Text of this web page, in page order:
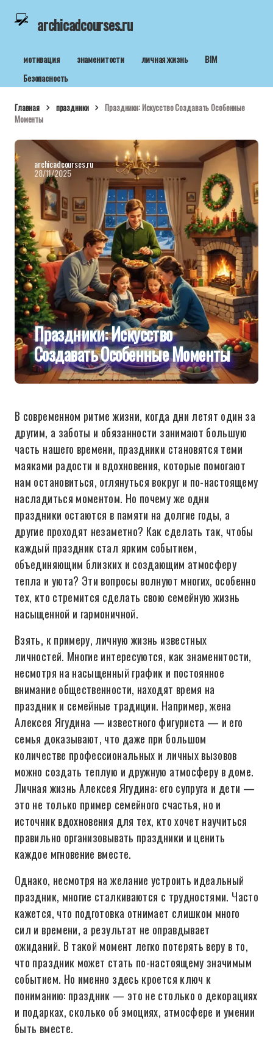
archicadcourses.ru
мотивация знаменитости личная жизнь
BIM
Безопасность
Главная праздники
Праздники: Искусство Создавать Особенные
Моменты
archicadcourses.ru
28/11/2025
Праздники: Искусство
Создавать Особенные Моменты
В современном ритме жизни, когда дни летят один за
другим, а заботы и обязанности занимают большую
часть нашего времени, праздники становятся теми
маяками радости и вдохновения, которые помогают
нам остановиться, оглянуться вокруг и по-настоящему
насладиться моментом. Но почему же одни
праздники остаются в памяти на долгие годы, а
другие проходят незаметно? Как сделать так, чтобы
каждый праздник стал ярким событием,
объединяющим близких и создающим атмосферу
тепла и уюта? Эти вопросы волнуют многих, особенно
тех, кто стремится сделать свою семейную жизнь
насыщенной и гармоничной.
Взять, к примеру, личную жизнь известных
личностей. Многие интересуются, как знаменитости,
несмотря на насыщенный график и постоянное
внимание общественности, находят время на
праздник и семейные традиции. Например, жена
Алексея Ягудина — известного фигуриста — и его
семья доказывают, что даже при большом
количестве профессиональных и личных вызовов
можно создать теплую и дружную атмосферу в доме.
Личная жизнь Алексея Ягудина: его супруга и дети —
это не только пример семейного счастья, но и
источник вдохновения для тех, кто хочет научиться
правильно организовывать праздники и ценить
каждое мгновение вместе.
Однако, несмотря на желание устроить идеальный
праздник, многие сталкиваются с трудностями. Часто
кажется, что подготовка отнимает слишком много
сил и времени, а результат не оправдывает
ожиданий. В такой момент легко потерять веру в то,
что праздник может стать по-настоящему значимым
событием. Но именно здесь кроется ключ к
пониманию: праздник — это не столько о декорациях
и подарках, сколько об эмоциях, атмосфере и умении
быть вместе.